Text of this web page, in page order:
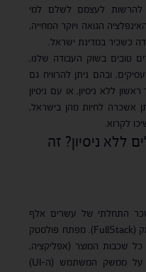
להרשות לעצמם לשלם למי
הגואה ויוקר המחייה,
כשכיר במדינת ישראל.
טובים בשוק העבודה שלנו,
ובהם ניתן להרוויח גם
ללא ניסיון, או עם ניסיון
אשכרה לחיות מהן בישראל,
לקרוא.
ללא ניסיון? זה
התחלתי של עשרים אלף
שקלים ללא ניסיון, הוא מפתח פולסטאק (FullStack). מפתח פולסטק
שכבות המוצר (אפליקציה,
תוכנה, אתר וכדומה), החל מעבודה על ממשק המשתמש (ה-UI)